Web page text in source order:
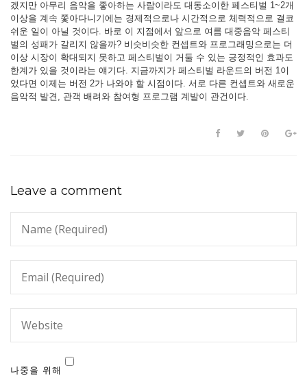
겠지만 아무리 음악을 좋아하는 사람이라도 대동소이한 페스티벌 1~2개
이상을 계속 쫓아다니기에는 경제적으로나 시간적으로 체력적으로 결코
쉬운 일이 아닐 것이다. 바로 이 지점에서 앞으로 여름 대중음악 페스티
벌의 성패가 갈리지 않을까? 비슷비슷한 컨셉트와 프로그래밍으로는 더
이상 시장이 확대되지 못하고 페스티벌이 거둘 수 있는 긍정적인 효과도
한계가 있을 것이라는 얘기다. 지금까지가 페스티벌 라운드의 버전 1이
었다면 이제는 버전 2가 나와야 할 시점이다. 서로 다른 컨셉트와 새로운
음악적 발견, 관객 배려와 참여형 프로그램 계발이 관건이다.
Leave a comment
나중을 위해